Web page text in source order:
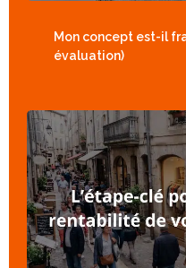
Mon concept est-il
évaluation)